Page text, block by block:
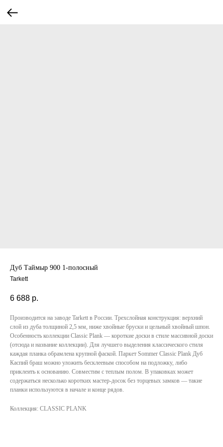
Дуб Таймыр 900 1-полосный
Tarkett
6 688 р.
Производится на заводе Tarkett в России. Трехслойная конструкция: верхний
слой из дуба толщиной 2,5 мм, ниже хвойные бруски и цельный хвойный шпон.
Особенность коллекции Classic Plank — короткие доски в стиле массивной доски
(отсюда и название коллекции). Для лучшего выделения классического стиля
каждая планка обрамлена крупной фаской. Паркет Sommer Classic Plank Дуб
Каспий браш можно уложить бесклеевым способом на подложку, либо
приклеить к основанию. Совместим с теплым полом. В упаковках может
содержаться несколько коротких мастер-досок без торцевых замков — такие
планки используются в начале и конце рядов.
Коллекция: CLASSIC PLANK